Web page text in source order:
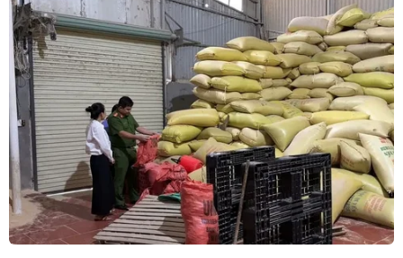
Chủ tịch Ủy ban Trung ương MTTQ chúc
mừng Đại lễ Phật đản ở Đồng Nai
14/05/2022 11:28
Chủ tịch Ủy ban Trung ương Mặt trận Tổ quốc Việt Nam
mong muốn các hòa thượng, Ban Trị sự ở Đồng Nai tiếp
tục động viên các tăng ni, phật tử đoàn kết, góp sức xây
dựng đất nước phát triển giàu đpẹ.